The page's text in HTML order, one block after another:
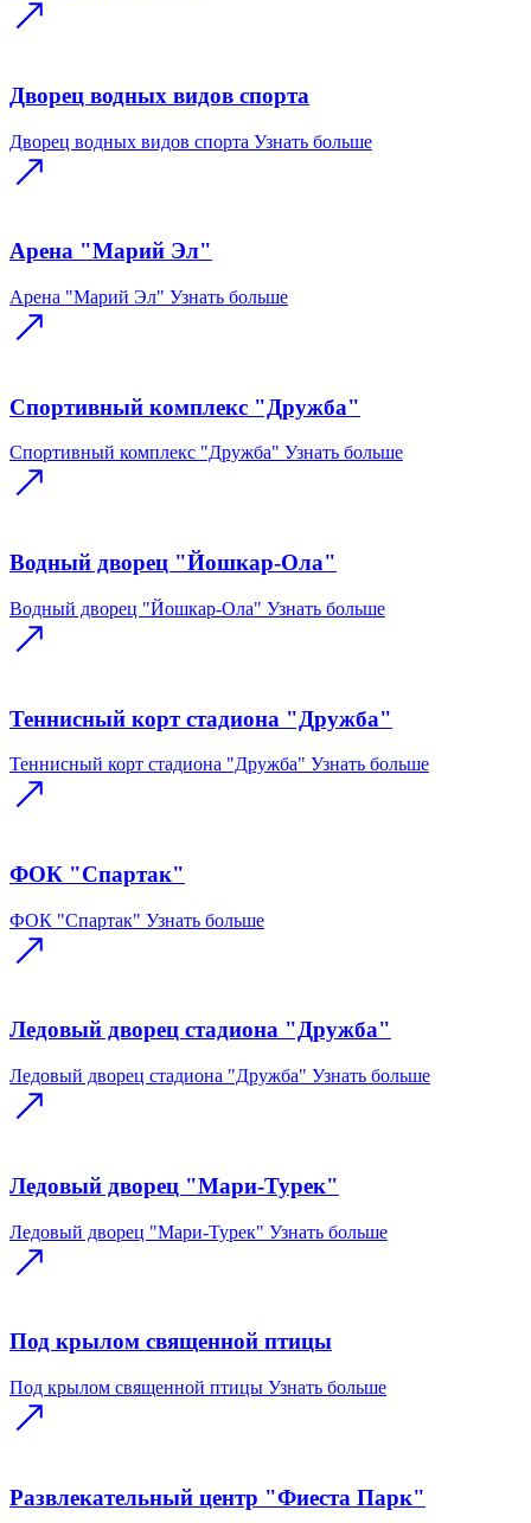
Дворец водных видов спорта
Дворец водных видов спорта Узнать больше
Арена "Марий Эл"
Арена "Марий Эл" Узнать больше
Спортивный комплекс "Дружба"
Спортивный комплекс "Дружба" Узнать больше
Водный дворец "Йошкар-Ола"
Водный дворец "Йошкар-Ола" Узнать больше
Теннисный корт стадиона "Дружба"
Теннисный корт стадиона "Дружба" Узнать больше
ФОК "Спартак"
ФОК "Спартак" Узнать больше
Ледовый дворец стадиона "Дружба"
Ледовый дворец стадиона "Дружба" Узнать больше
Ледовый дворец "Мари-Турек"
Ледовый дворец "Мари-Турек" Узнать больше
Под крылом священной птицы
Под крылом священной птицы Узнать больше
Развлекательный центр "Фиеста Парк"